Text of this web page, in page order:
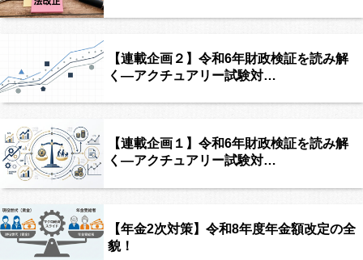
【連載企画２】令和6年財政検証を読み解
く―アクチュアリー試験対…
【連載企画１】令和6年財政検証を読み解
く―アクチュアリー試験対…
【年金2次対策】令和8年度年金額改定の全
貌！